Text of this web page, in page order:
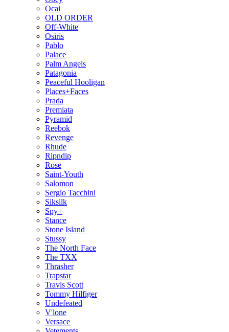
Ocai
OLD ORDER
Off-White
Osiris
Pablo
Palace
Palm Angels
Patagonia
Peaceful Hooligan
Places+Faces
Prada
Premiata
Pyramid
Reebok
Revenge
Rhude
Ripndip
Rose
Saint-Youth
Salomon
Sergio Tacchini
Siksilk
Spy+
Stance
Stone Island
Stussy
The North Face
The TXX
Thrasher
Trapstar
Travis Scott
Tommy Hilfiger
Undefeated
V'lone
Versace